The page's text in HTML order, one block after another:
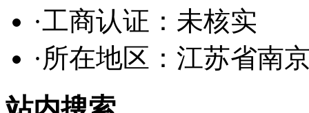
·工商认证： 未核实
·所在地区：江苏省南